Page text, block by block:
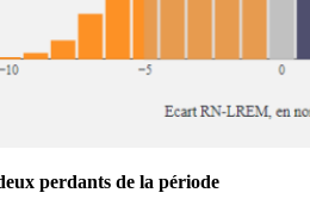
perdants de la période